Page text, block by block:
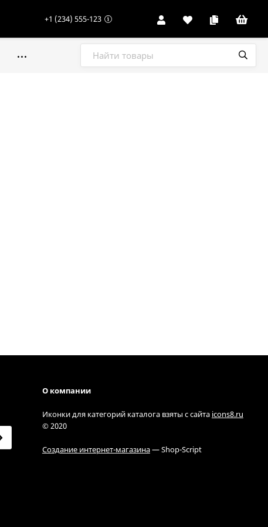
+1 (234) 555-123
О компании
Иконки для категорий каталога взяты с сайта icons8.ru
© 2020
Создание интернет-магазина— Shop-Script